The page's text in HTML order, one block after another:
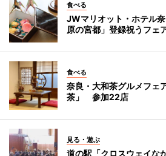
食べる
JWマリオット・ホテル
原の宮都」登録祝うフェ
食べる
奈良・大和茶グルメフェ
茶」 参加22店
見る・遊ぶ
道の駅「クロスウェイな